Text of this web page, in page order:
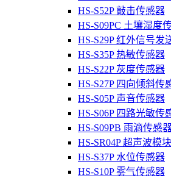
HS-S52P 敲击传感器
HS-S09PC 土壤湿度
HS-S29P 红外信号发
HS-S35P 热敏传感器
HS-S22P 灰度传感器
HS-S27P 四向倾斜传
HS-S05P 声音传感器
HS-S06P 四路光敏传
HS-S09PB 雨滴传感
HS-SR04P 超声波模块
HS-S37P 水位传感器
HS-S10P 雾气传感器